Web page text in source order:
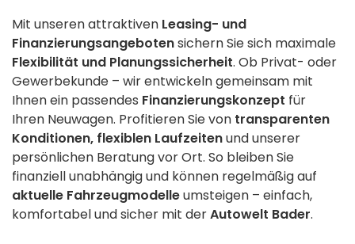
Mit unseren attraktiven Leasing- und
Finanzierungsangebotensichern Sie sich maximale
Flexibilität und Planungssicherheit. Ob Privat- oder
Gewerbekunde – wir entwickeln gemeinsam mit
Ihnen ein passendes Finanzierungskonzept für
Ihren Neuwagen. Profitieren Sie von transparenten
Konditionen, flexiblen Laufzeitenund unserer
persönlichen Beratung vor Ort. So bleiben Sie
finanziell unabhängig und können regelmäßig auf
aktuelle Fahrzeugmodelleumsteigen – einfach,
komfortabel und sicher mit derAutowelt Bader.